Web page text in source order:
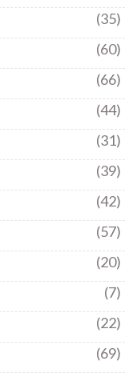
(35)
(60)
(66)
(44)
(31)
(39)
(42)
(57)
(20)
(7)
(22)
(69)